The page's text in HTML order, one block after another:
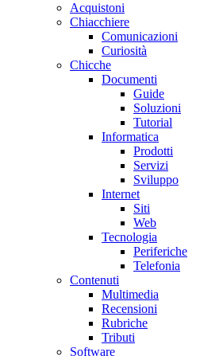
Acquistoni
Chiacchiere
Comunicazioni
Curiosità
Chicche
Documenti
Guide
Soluzioni
Tutorial
Informatica
Prodotti
Servizi
Sviluppo
Internet
Siti
Web
Tecnologia
Periferiche
Telefonia
Contenuti
Multimedia
Recensioni
Rubriche
Tributi
Software